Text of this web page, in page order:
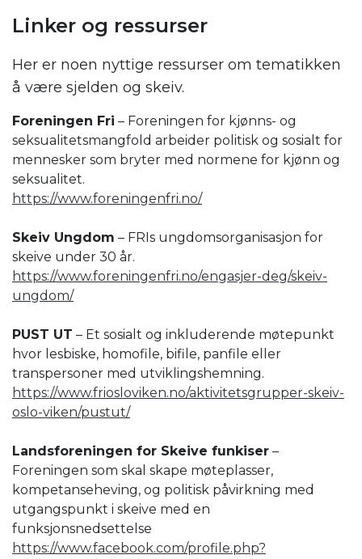
Linker og ressurser
Her er noen nyttige ressurser om tematikken
å være sjelden og skeiv.
Foreningen Fri – Foreningen for kjønns- og
seksualitetsmangfold arbeider politisk og sosialt for
mennesker som bryter med normene for kjønn og
seksualitet.
https://www.foreningenfri.no/
Skeiv Ungdom – FRIs ungdomsorganisasjon for
skeive under 30 år.
https://www.foreningenfri.no/engasjer-deg/skeiv-
ungdom/
PUST UT – Et sosialt og inkluderende møtepunkt
hvor lesbiske, homofile, bifile, panfile eller
transpersoner med utviklingshemning.
https://www.friosloviken.no/aktivitetsgrupper-skeiv-
oslo-viken/pustut/
Landsforeningen for Skeive funkiser –
Foreningen som skal skape møteplasser,
kompetanseheving, og politisk påvirkning med
utgangspunkt i skeive med en
funksjonsnedsettelse
https://www.facebook.com/profile.php?